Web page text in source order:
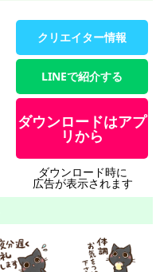
クリエイター情報
LINEで紹介する
ダウンロードはアプ
リから
ダウンロード時に
広告が表示されます